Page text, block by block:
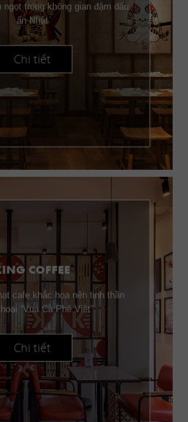
trong không gian đậm dấu
ấn Nhật
Chi tiết
COFFEE
cafe khắc họa nên tinh thần
“Vua Cà Phê Việt”
Chi tiết